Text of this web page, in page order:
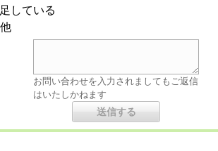
している
お問い合わせを入力されましてもご返信
はいたしかねます